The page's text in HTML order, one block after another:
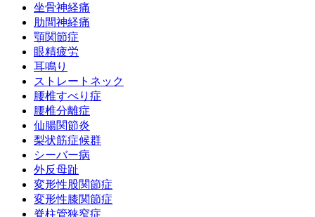
坐骨神経痛
肋間神経痛
顎関節症
眼精疲労
耳鳴り
ストレートネック
腰椎すべり症
腰椎分離症
仙腸関節炎
梨状筋症候群
シーバー病
外反母趾
変形性股関節症
変形性膝関節症
脊柱管狭窄症